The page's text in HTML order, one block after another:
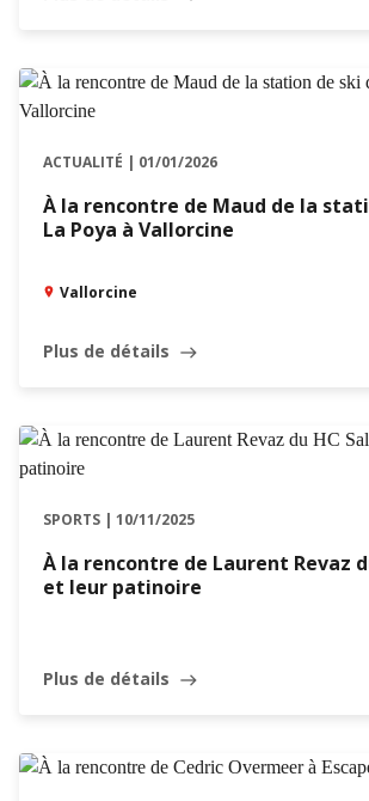
ACTUALITÉ | 01/01/2026
À la rencontre de Maud de la
La Poya à Vallorcine
Vallorcine
Plus de détails east
SPORTS | 10/11/2025
À la rencontre de Laurent Revaz
et leur patinoire
Plus de détails east